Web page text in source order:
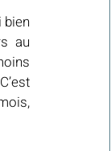
bien
au